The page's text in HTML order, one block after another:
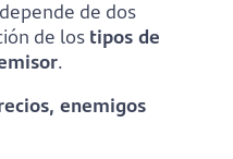
de dos
de los tipos de
.
enemigos